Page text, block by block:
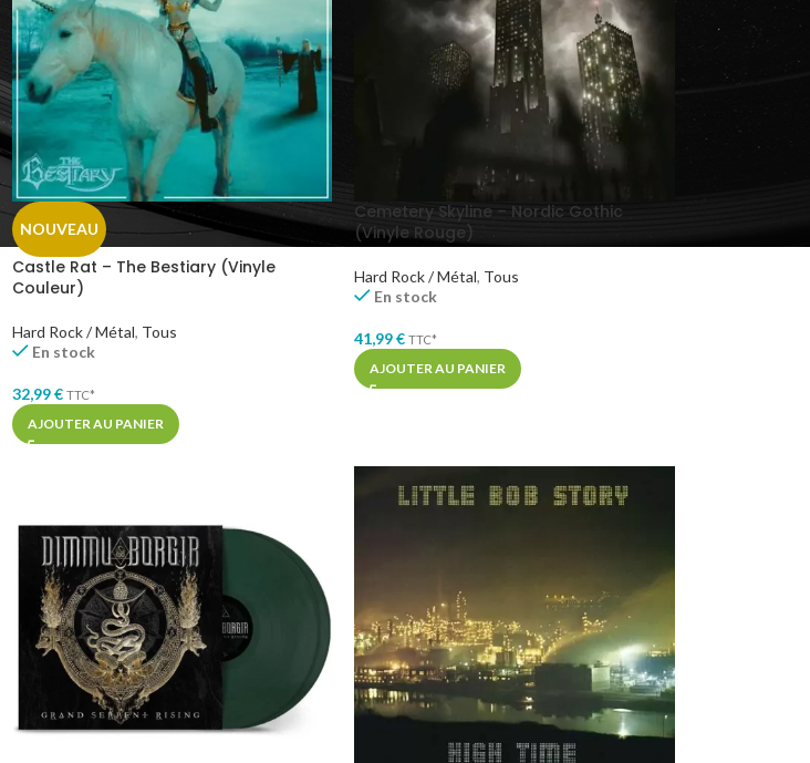
NOUVEAU
Castle Rat – The Bestiary (Vinyle
Couleur)
Hard Rock / Métal, Tous
En stock
32,99€ TTC*
AJOUTER AU PANIER
Cemetery Skyline – Nordic Gothic
(Vinyle Rouge)
Hard Rock / Métal, Tous
En stock
41,99€ TTC*
AJOUTER AU PANIER